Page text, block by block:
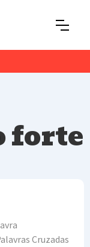
forte
Cruzadas